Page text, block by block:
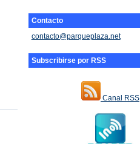
Contacto
contacto@parqueplaza.net
Subscribirse por RSS
Canal RSS